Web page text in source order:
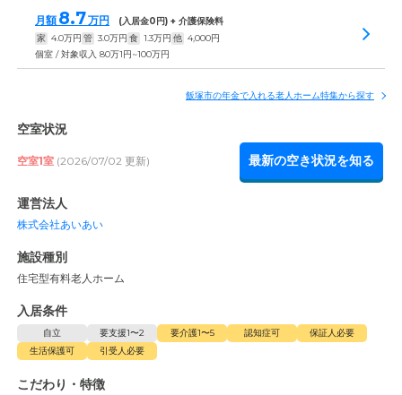
月額 8.7万円 (入居金0円) + 介護保険料
家 4.0万円 管 3.0万円 食 1.3万円 他 4,000円
個室 / 対象収入 80万1円~100万円
飯塚市の年金で入れる老人ホーム特集から探す
空室状況
空室1室 (2026/07/02 更新) 最新の空き状況を知る
運営法人
株式会社あいあい
施設種別
住宅型有料老人ホーム
入居条件
自立 要支援1〜2 要介護1〜5 認知症可
保証人必要
生活保護可
引受人必要
こだわり・特徴